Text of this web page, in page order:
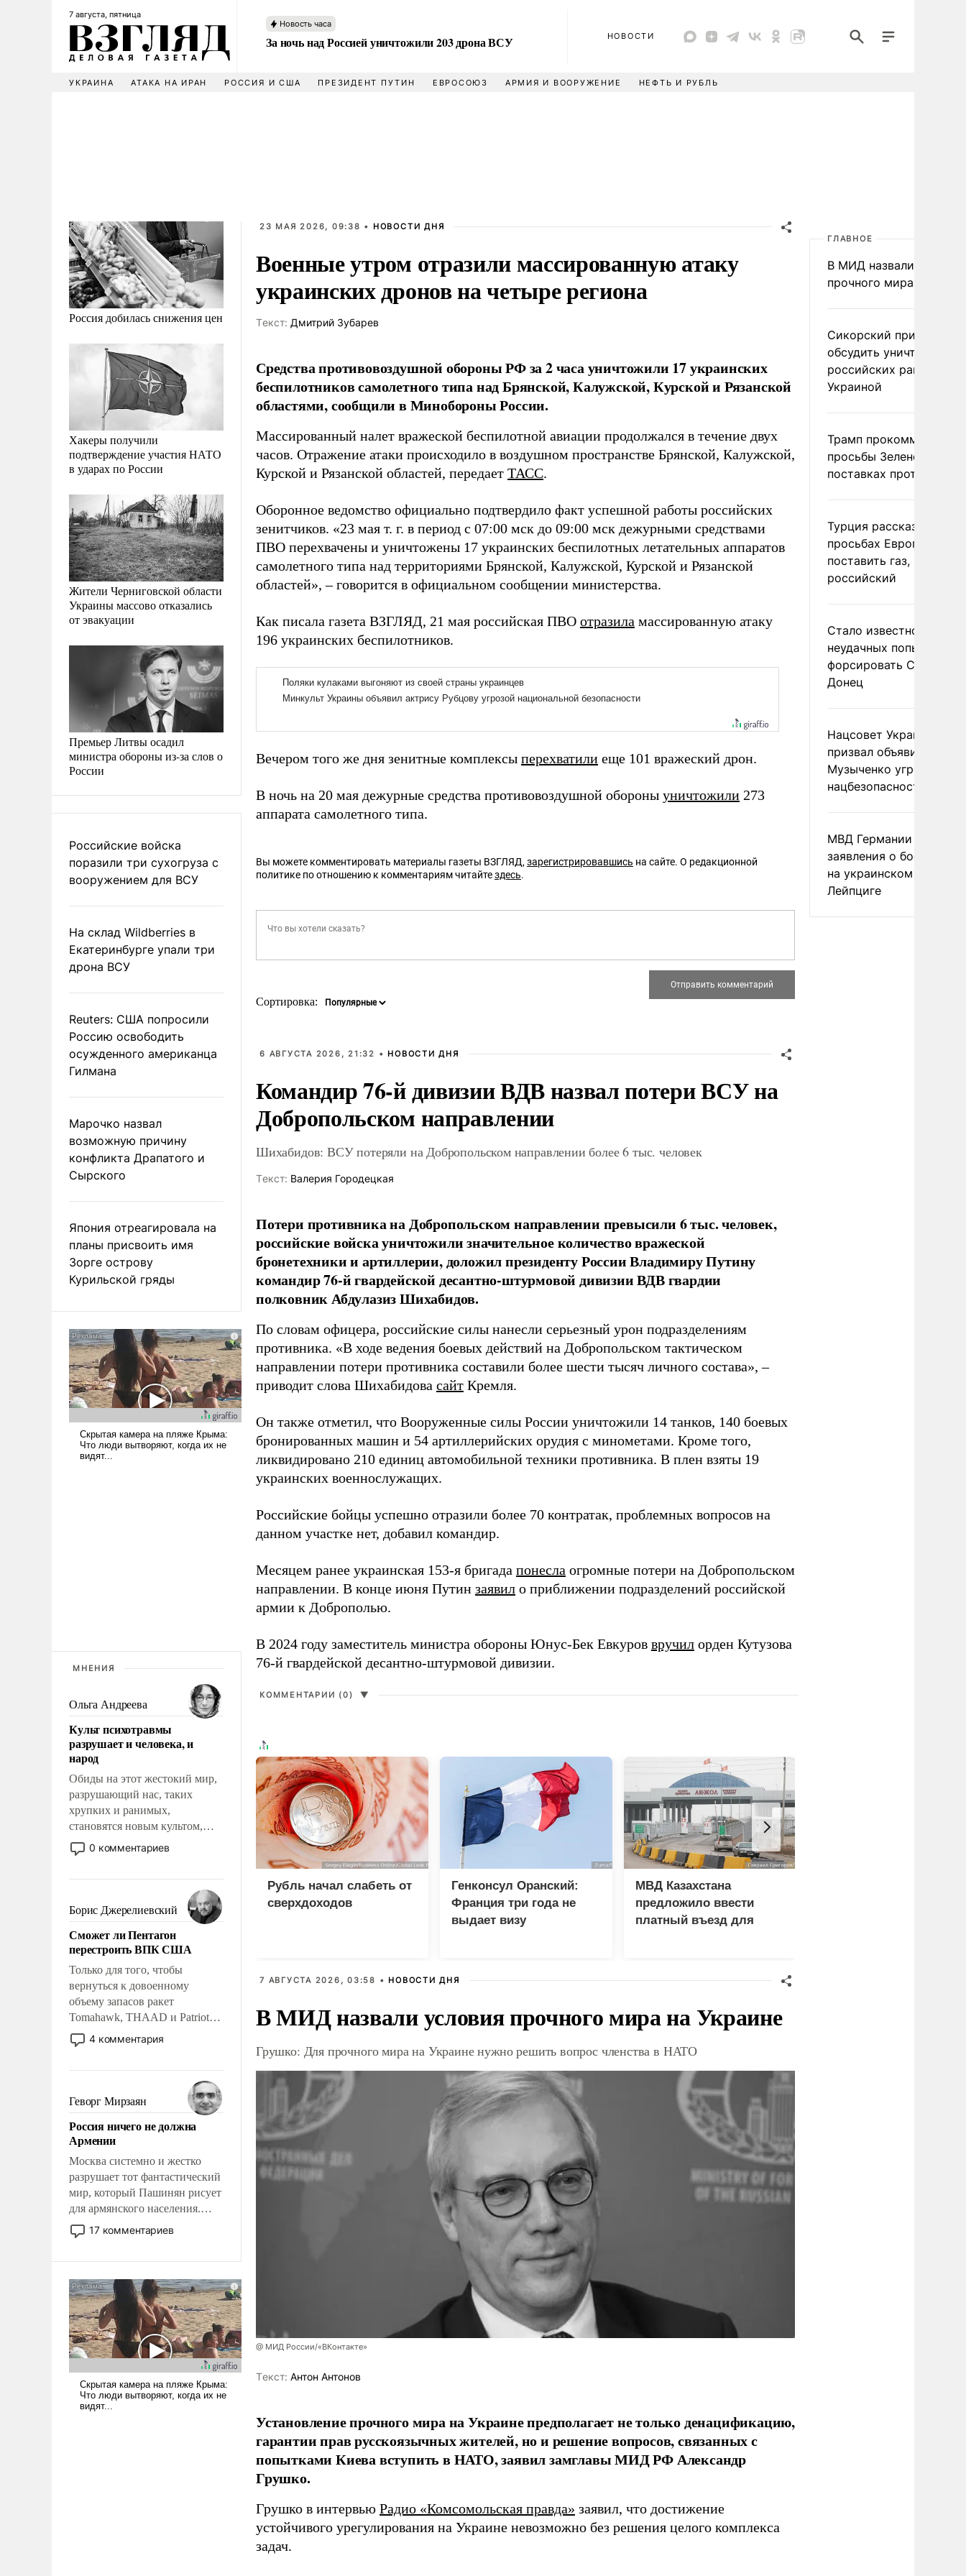
7 августа, пятница
Новость часа
За ночь над Россией уничтожили 203 дрона ВСУ НОВОСТИ
УКРАИНА АТАКА НА ИРАН РОССИЯ И США ПРЕЗИДЕНТ ПУТИН ЕВРОСОЮЗ АРМИЯ И ВООРУЖЕНИЕ НЕФТЬ И РУБЛЬ
Россия добилась снижения цен
Хакеры получили
подтверждение участия НАТО
в ударах по России
Жители Черниговской области
Украины массово отказались
от эвакуации
Премьер Литвы осадил
министра обороны из-за слов о
России
Российские войска
поразили три сухогруза с
вооружением для ВСУ
На склад Wildberries в
Екатеринбурге упали три
дрона ВСУ
Reuters: США попросили
Россию освободить
осужденного американца
Гилмана
Марочко назвал
возможную причину
конфликта Драпатого и
Сырского
Япония отреагировала на
планы присвоить имя
Зорге острову
Курильской гряды
МНЕНИЯ
Ольга Андреева
Культ психотравмы
разрушает и человека, и
народ
Обиды на этот жестокий мир,
разрушающий нас, таких
хрупких и ранимых,
становятся новым культом,
постепенно вытесняя и
отменяя традиционное
мужественным и твердым под
ударами судьбы, брать на себя
ответственность, помогать
слабым, идти вперед и
адаптироваться.
0 комментариев
Борис Джерелиевский
Сможет ли Пентагон
перестроить ВПК США
Только для того, чтобы
вернуться к довоенному
объему запасов ракет
Tomahawk, THAAD и Patriot
США потребуется более трех
лет. Даже небольшая война с
Сложившаяся ситуация
означает многолетний период
уязвимости США, например,
перед Китаем.
4 комментария
Геворг Мирзаян
Россия ничего не должна
Армении
Москва системно и жестко
разрушает тот фантастический
мир, который Пашинян рисует
для армянского населения.
Мир, где политические
прожекты будут безусловно
налогоплательщиков и где
Еревану за свои поступки не
нужно отвечать.
17 комментариев
23 МАЯ 2026, 09:38 • НОВОСТИ ДНЯ
Военные утром отразили массированную атаку
украинских дронов на четыре региона
Tекст: Дмитрий Зубарев
Средства противовоздушной обороны РФ за 2 часа уничтожили 17 украинских
беспилотников самолетного типа над Брянской, Калужской, Курской и Рязанской
областями, сообщили в Минобороны России.
Массированный налет вражеской беспилотной авиации продолжался в течение двух
часов. Отражение атаки происходило в воздушном пространстве Брянской, Калужской,
Курской и Рязанской областей, передает ТАСС.
Оборонное ведомство официально подтвердило факт успешной работы российских
зенитчиков. «23 мая т. г. в период с 07:00 мск до 09:00 мск дежурными средствами
ПВО перехвачены и уничтожены 17 украинских беспилотных летательных аппаратов
самолетного типа над территориями Брянской, Калужской, Курской и Рязанской
областей», – говорится в официальном сообщении министерства.
Как писала газета ВЗГЛЯД, 21 мая российская ПВО отразила массированную атаку
196 украинских беспилотников.
Вечером того же дня зенитные комплексы перехватили еще 101 вражеский дрон.
В ночь на 20 мая дежурные средства противовоздушной обороны уничтожили 273
аппарата самолетного типа.
Вы можете комментировать материалы газеты ВЗГЛЯД, зарегистрировавшись на сайте. О редакционной
политике по отношению к комментариям читайтездесь.
Сортировка:
6 АВГУСТА 2026, 21:32 • НОВОСТИ ДНЯ
Командир 76-й дивизии ВДВ назвал потери ВСУ на
Добропольском направлении
Шихабидов: ВСУ потеряли на Добропольском направлении более 6 тыс. человек
Tекст: Валерия Городецкая
Потери противника на Добропольском направлении превысили 6 тыс. человек,
российские войска уничтожили значительное количество вражеской
бронетехники и артиллерии, доложил президенту России Владимиру Путину
командир 76-й гвардейской десантно-штурмовой дивизии ВДВ гвардии
полковник Абдулазиз Шихабидов.
По словам офицера, российские силы нанесли серьезный урон подразделениям
противника. «В ходе ведения боевых действий на Добропольском тактическом
направлении потери противника составили более шести тысяч личного состава», –
приводит слова Шихабидова сайт Кремля.
Он также отметил, что Вооруженные силы России уничтожили 14 танков, 140 боевых
бронированных машин и 54 артиллерийских орудия с минометами. Кроме того,
ликвидировано 210 единиц автомобильной техники противника. В плен взяты 19
украинских военнослужащих.
Российские бойцы успешно отразили более 70 контратак, проблемных вопросов на
данном участке нет, добавил командир.
Месяцем ранее украинская 153-я бригада понесла огромные потери на Добропольском
направлении. В конце июня Путин заявил о приближении подразделений российской
армии к Доброполью.
В 2024 году заместитель министра обороны Юнус-Бек Евкуров вручил орден Кутузова
76-й гвардейской десантно-штурмовой дивизии.
КОММЕНТАРИИ (0) ▼
Рубль начал слабеть от
сверхдоходов
Генконсул Оранский:
Франция три года не
выдает визу
МВД Казахстана
предложило ввести
платный въезд для
7 АВГУСТА 2026, 03:58 • НОВОСТИ ДНЯ
В МИД назвали условия прочного мира на Украине
Грушко: Для прочного мира на Украине нужно решить вопрос членства в НАТО
@ МИД России/«ВКонтакте»
Tекст: Антон Антонов
Установление прочного мира на Украине предполагает не только денацификацию,
гарантии прав русскоязычных жителей, но и решение вопросов, связанных с
попытками Киева вступить в НАТО, заявил замглавы МИД РФ Александр
Грушко.
Грушко в интервью Радио «Комсомольская правда» заявил, что достижение
устойчивого урегулирования на Украине невозможно без решения целого комплекса
задач.
ГЛАВНОЕ
В МИД назвали условия
прочного мира на
Сикорский призвал
обсудить уничтожение
российских ракет над
Украиной
Трамп
просьбы Зеленского о
поставках
Турция рассказала о
просьбах Европы
поставить газ, но не
российский
Стало известно о
неудачных попытках
форсировать
Донец
Нацсовет Украины по
призвал объявить
Музыченко угрозой
нацбезопасности
МВД Германии отвергло
заявления о
на украинском
Лейпциге